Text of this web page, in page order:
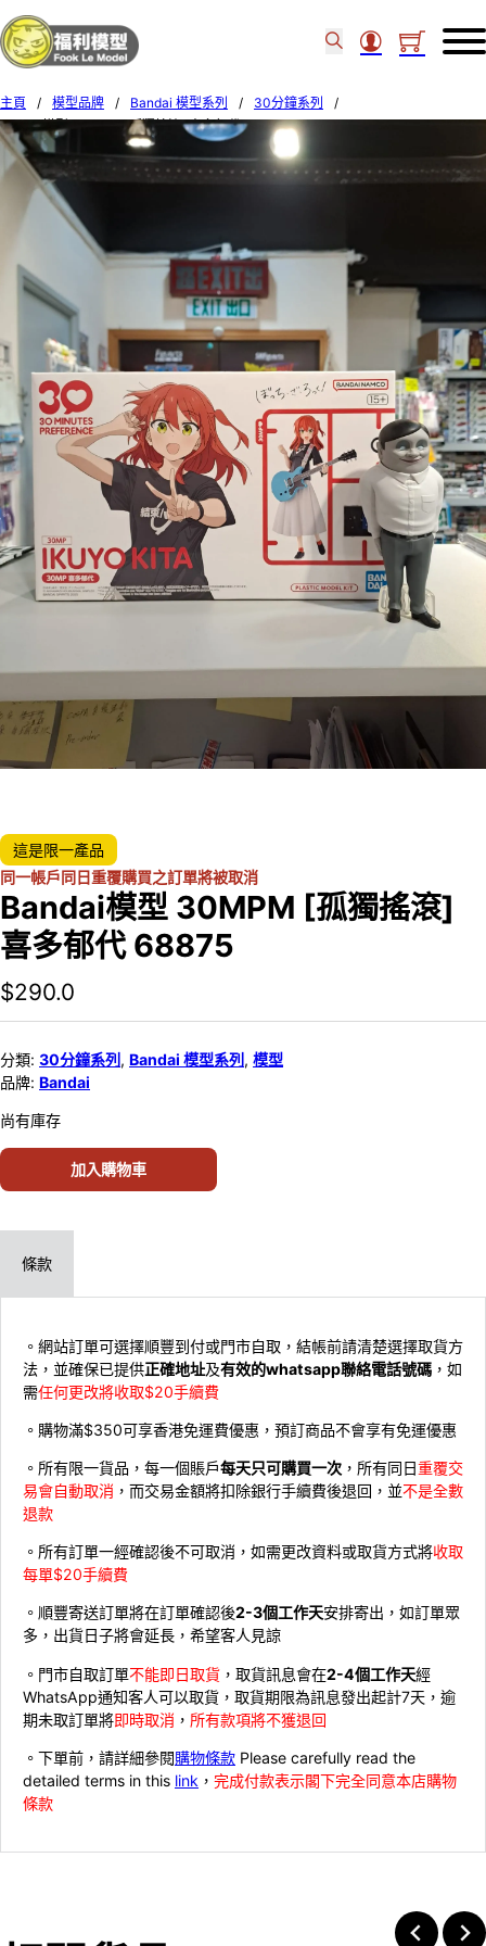
主頁 / 模型品牌 / Bandai 模型系列 / 30分鐘系列
/
Bandai模型 30MPM [孤獨搖滾] 喜多郁代 68875
這是限一產品
同一帳戶同日重覆購買之訂單將被取消
Bandai模型 30MPM [孤獨搖滾]
喜多郁代 68875
$290.0
分類: 30分鐘系列 , Bandai 模型系列 , 模型
品牌: Bandai
尚有庫存
加入購物車
條款
。網站訂單可選擇順豐到付或門市自取，結帳前請清楚選擇取貨方
法，並確保已提供正確地址及有效的whatsapp聯絡電話號碼 ，如
需任何更改將收取$20手續費
。購物滿$350可享香港免運費優惠，預訂商品不會享有免運優惠
。所有限一貨品，每一個賬戶每天只可購買一次 ，所有同日重覆交
易會自動取消 ，而交易金額將扣除銀行手續費後退回，並不是全數
退款
。所有訂單一經確認後不可取消，如需更改資料或取貨方式將收取
每單$20手續費
。順豐寄送訂單將在訂單確認後2-3個工作天安排寄出，如訂單眾
多，出貨日子將會延長，希望客人見諒
。門市自取訂單不能即日取貨 ，取貨訊息會在2-4個工作天經
WhatsApp通知客人可以取貨，取貨期限為訊息發出起計7天，逾
期未取訂單將即時取消 ， 所有款項將不獲退回
。下單前，請詳細參閱購物條款 Please carefully read the
detailed terms in this link ， 完成付款表示閣下完全同意本店購物
條款